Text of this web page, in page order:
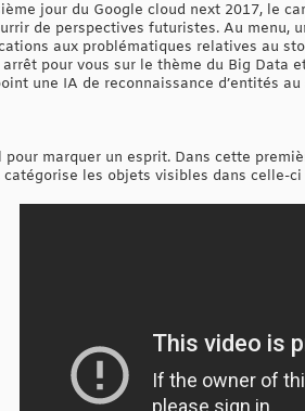
jour du Google cloud next 2017, le
de perspectives futuristes. Au menu,
aux problématiques relatives au
pour vous sur le thème du Big Data
une IA de reconnaissance d’entités
pour marquer un esprit. Dans cette
catégorise les objets visibles dans celle-